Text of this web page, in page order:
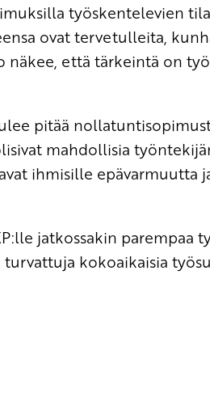
työskentelevien
ovat tervetulleita,
näkee, että tärkeintä on
pitää
mahdollisia
ihmisille epävarmuutta
jatkossakin parempaa
kokoaikaisia